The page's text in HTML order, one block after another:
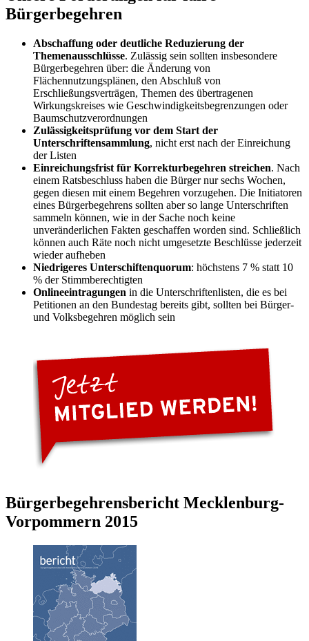
Bürgerbegehren
Abschaffung oder deutliche Reduzierung der
Themenausschlüsse. Zulässig sein sollten insbesondere
Bürgerbegehren über: die Änderung von
Flächennutzungsplänen, den Abschluß von
Erschließungsverträgen, Themen des übertragenen
Wirkungskreises wie Geschwindigkeitsbegrenzungen oder
Baumschutzverordnungen
Zulässigkeitsprüfung vor dem Start der
Unterschriftensammlung, nicht erst nach der Einreichung
der Listen
Einreichungsfrist für Korrekturbegehren streichen. Nach
einem Ratsbeschluss haben die Bürger nur sechs Wochen,
gegen diesen mit einem Begehren vorzugehen. Die Initiatoren
eines Bürgerbegehrens sollten aber so lange Unterschriften
sammeln können, wie in der Sache noch keine
unveränderlichen Fakten geschaffen worden sind. Schließlich
können auch Räte noch nicht umgesetzte Beschlüsse jederzeit
wieder aufheben
Niedrigeres Unterschiftenquorum: höchstens 7 % statt 10
% der Stimmberechtigten
Onlineeintragungen in die Unterschriftenlisten, die es bei
Petitionen an den Bundestag bereits gibt, sollten bei Bürger-
und Volksbegehren möglich sein
Bürgerbegehrensbericht Mecklenburg-
Vorpommern 2015